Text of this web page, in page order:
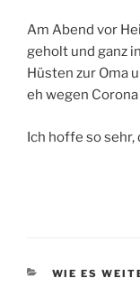
Am Abend vor
geholt und ganz
Hüsten zur Oma
eh wegen
Ich hoffe so sehr,
KATEGORIEN
WIE ES